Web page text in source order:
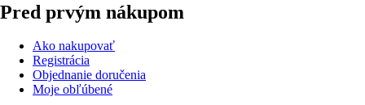
Pred prvým nákupom
Ako nakupovať
Registrácia
Objednanie doručenia
Moje obľúbené